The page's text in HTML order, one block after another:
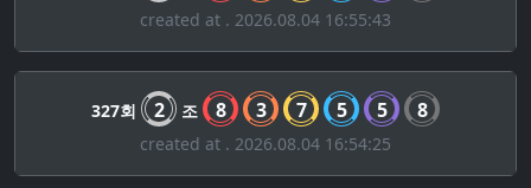
created at . 2026.08.04 16:55:43
327회 2 조 8 3 7 5 5 8
created at . 2026.08.04 16:54:25